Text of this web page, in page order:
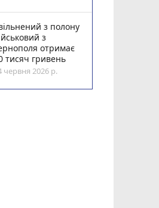
з полону
з
отримає
тисяч гривень
червня 2026 р.